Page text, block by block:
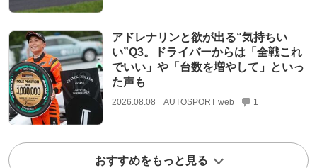
アドレナリンと欲が出る“気持ちい
い”Q3。ドライバーからは「全戦これ
でいい」や「台数を増やして」といっ
た声も
2026.08.08 AUTOSPORT web 1
おすすめをもっと見る